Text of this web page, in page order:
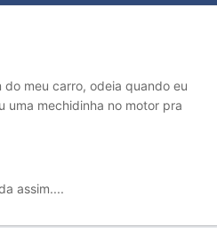
do meu carro, odeia quando eu
uma mechidinha no motor pra
assim....